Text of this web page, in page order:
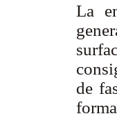
La
de